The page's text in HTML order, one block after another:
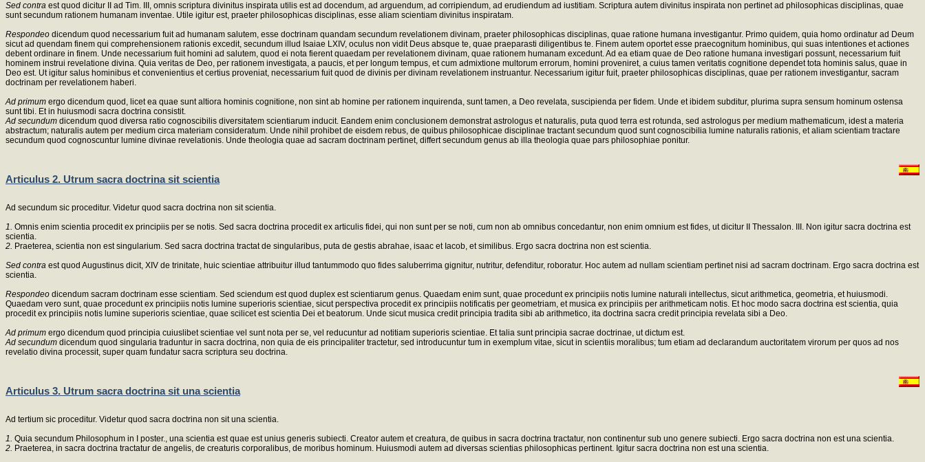
Sed contra est quod dicitur II ad Tim. III, omnis scriptura divinitus inspirata utilis est ad docendum, ad arguendum, ad corripiendum, ad erudiendum ad iustitiam. Scriptura autem divinitus inspirata non pertinet ad philosophicas disciplinas, quae
sunt secundum rationem humanam inventae. Utile igitur est, praeter philosophicas disciplinas, esse aliam scientiam divinitus inspiratam.
Respondeo dicendum quod necessarium fuit ad humanam salutem, esse doctrinam quandam secundum revelationem divinam, praeter philosophicas disciplinas, quae ratione humana investigantur. Primo quidem, quia homo ordinatur ad Deum
sicut ad quendam finem qui comprehensionem rationis excedit, secundum illud Isaiae LXIV, oculus non vidit Deus absque te, quae praeparasti diligentibus te. Finem autem oportet esse praecognitum hominibus, qui suas intentiones et actiones
debent ordinare in finem. Unde necessarium fuit homini ad salutem, quod ei nota fierent quaedam per revelationem divinam, quae rationem humanam excedunt. Ad ea etiam quae de Deo ratione humana investigari possunt, necessarium fuit
hominem instrui revelatione divina. Quia veritas de Deo, per rationem investigata, a paucis, et per longum tempus, et cum admixtione multorum errorum, homini proveniret, a cuius tamen veritatis cognitione dependet tota hominis salus, quae in
Deo est. Ut igitur salus hominibus et convenientius et certius proveniat, necessarium fuit quod de divinis per divinam revelationem instruantur. Necessarium igitur fuit, praeter philosophicas disciplinas, quae per rationem investigantur, sacram
doctrinam per revelationem haberi.
Ad primum ergo dicendum quod, licet ea quae sunt altiora hominis cognitione, non sint ab homine per rationem inquirenda, sunt tamen, a Deo revelata, suscipienda per fidem. Unde et ibidem subditur, plurima supra sensum hominum ostensa
sunt tibi. Et in huiusmodi sacra doctrina consistit.
Ad secundum dicendum quod diversa ratio cognoscibilis diversitatem scientiarum inducit. Eandem enim conclusionem demonstrat astrologus et naturalis, puta quod terra est rotunda, sed astrologus per medium mathematicum, idest a materia
abstractum; naturalis autem per medium circa materiam consideratum. Unde nihil prohibet de eisdem rebus, de quibus philosophicae disciplinae tractant secundum quod sunt cognoscibilia lumine naturalis rationis, et aliam scientiam tractare
secundum quod cognoscuntur lumine divinae revelationis. Unde theologia quae ad sacram doctrinam pertinet, differt secundum genus ab illa theologia quae pars philosophiae ponitur.
Articulus 2. Utrum sacra doctrina sit scientia
Ad secundum sic proceditur. Videtur quod sacra doctrina non sit scientia.
1. Omnis enim scientia procedit ex principiis per se notis. Sed sacra doctrina procedit ex articulis fidei, qui non sunt per se noti, cum non ab omnibus concedantur, non enim omnium est fides, ut dicitur II Thessalon. III. Non igitur sacra doctrina est
scientia.
2. Praeterea, scientia non est singularium. Sed sacra doctrina tractat de singularibus, puta de gestis abrahae, isaac et Iacob, et similibus. Ergo sacra doctrina non est scientia.
Sed contra est quod Augustinus dicit, XIV de trinitate, huic scientiae attribuitur illud tantummodo quo fides saluberrima gignitur, nutritur, defenditur, roboratur. Hoc autem ad nullam scientiam pertinet nisi ad sacram doctrinam. Ergo sacra doctrina est
scientia.
Respondeo dicendum sacram doctrinam esse scientiam. Sed sciendum est quod duplex est scientiarum genus. Quaedam enim sunt, quae procedunt ex principiis notis lumine naturali intellectus, sicut arithmetica, geometria, et huiusmodi.
Quaedam vero sunt, quae procedunt ex principiis notis lumine superioris scientiae, sicut perspectiva procedit ex principiis notificatis per geometriam, et musica ex principiis per arithmeticam notis. Et hoc modo sacra doctrina est scientia, quia
procedit ex principiis notis lumine superioris scientiae, quae scilicet est scientia Dei et beatorum. Unde sicut musica credit principia tradita sibi ab arithmetico, ita doctrina sacra credit principia revelata sibi a Deo.
Ad primum ergo dicendum quod principia cuiuslibet scientiae vel sunt nota per se, vel reducuntur ad notitiam superioris scientiae. Et talia sunt principia sacrae doctrinae, ut dictum est.
Ad secundum dicendum quod singularia traduntur in sacra doctrina, non quia de eis principaliter tractetur, sed introducuntur tum in exemplum vitae, sicut in scientiis moralibus; tum etiam ad declarandum auctoritatem virorum per quos ad nos
revelatio divina processit, super quam fundatur sacra scriptura seu doctrina.
Articulus 3. Utrum sacra doctrina sit una scientia
Ad tertium sic proceditur. Videtur quod sacra doctrina non sit una scientia.
1. Quia secundum Philosophum in I poster., una scientia est quae est unius generis subiecti. Creator autem et creatura, de quibus in sacra doctrina tractatur, non continentur sub uno genere subiecti. Ergo sacra doctrina non est una scientia.
2. Praeterea, in sacra doctrina tractatur de angelis, de creaturis corporalibus, de moribus hominum. Huiusmodi autem ad diversas scientias philosophicas pertinent. Igitur sacra doctrina non est una scientia.